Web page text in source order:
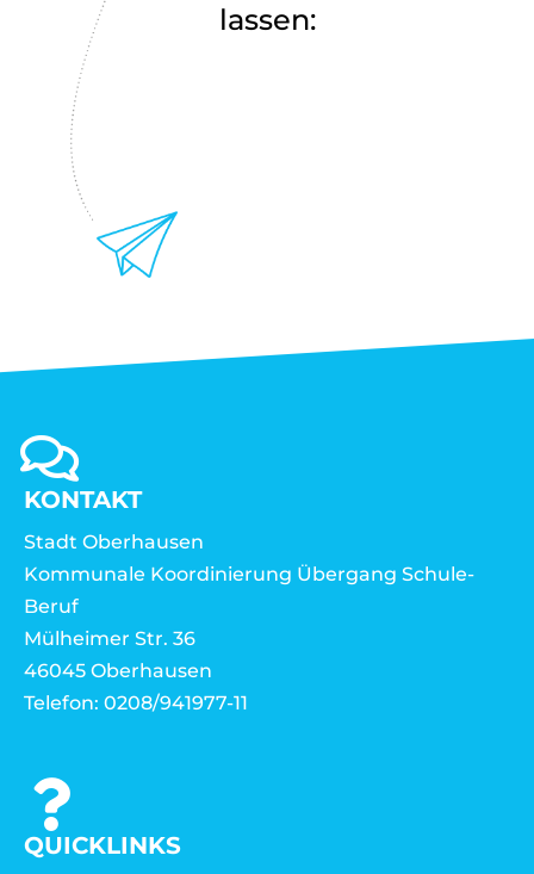
lassen:
KONTAKT
Stadt Oberhausen
Kommunale Koordinierung Übergang Schule-
Beruf
Mülheimer Str. 36
46045 Oberhausen
Telefon: 0208/941977-11
QUICKLINKS